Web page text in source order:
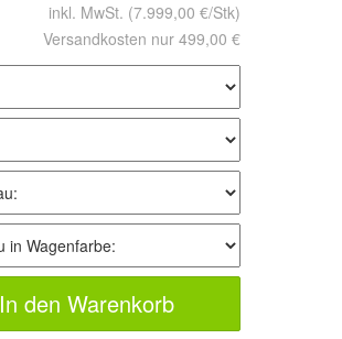
inkl. MwSt. (7.999,00 €/Stk)
Versandkosten nur 499,00 €
In den Warenkorb